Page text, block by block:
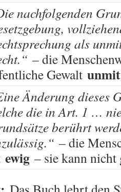
nachfolgenden
als
– die
Gewalt
Änderung dieses
die in Art. 1 …
berührt
– die
ewig – sie kann nicht